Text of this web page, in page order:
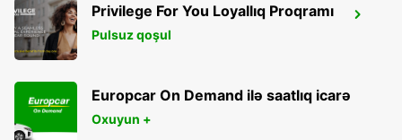
BANDRELE HOTEL SAKOULI
BANDRELE - MAYOTTE
Privilege For You Loyallıq Proqramı
Pulsuz qoşul
Europcar On Demand ilə saatlıq icarə
Oxuyun +